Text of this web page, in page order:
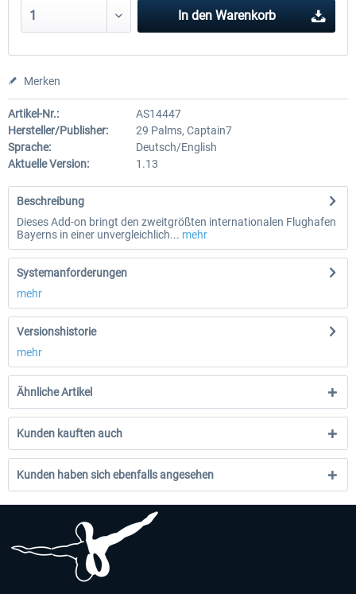
In den Warenkorb
Merken
Artikel-Nr.:
AS14447
Hersteller/Publisher:
29 Palms, Captain7
Sprache:
Deutsch/English
Aktuelle Version:
1.13
Beschreibung
Dieses Add-on bringt den zweitgrößten internationalen Flughafen
Bayerns in einer unvergleichlich... mehr
Systemanforderungen
mehr
Versionshistorie
mehr
Ähnliche Artikel
Kunden kauften auch
Kunden haben sich ebenfalls angesehen